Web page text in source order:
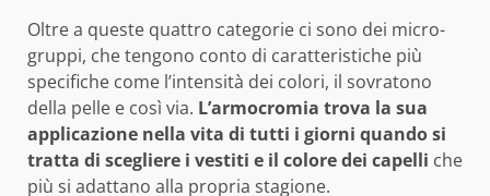
Oltre a queste quattro categorie ci sono dei micro-
gruppi, che tengono conto di caratteristiche più
specifiche come l’intensità dei colori, il sovratono
della pelle e così via. L’armocromia trova la sua
applicazione nella vita di tutti i giorni quando si
tratta di scegliere i vestiti e il colore dei capelli che
più si adattano alla propria stagione.